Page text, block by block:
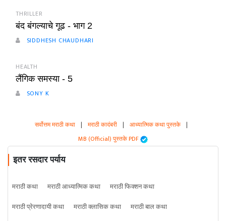
THRILLER
बंद बंगल्याचे गूढ - भाग 2
SIDDHESH CHAUDHARI
HEALTH
लैंगिक समस्या - 5
SONY K
सर्वोत्तम मराठी कथा | मराठी कादंबरी | आध्यात्मिक कथा पुस्तके |
MB (Official) पुस्तके PDF
इतर रसदार पर्याय
मराठी कथा मराठी आध्यात्मिक कथा
मराठी फिक्शन कथा
मराठी प्रेरणादायी कथा
मराठी क्लासिक कथा
मराठी बाल कथा